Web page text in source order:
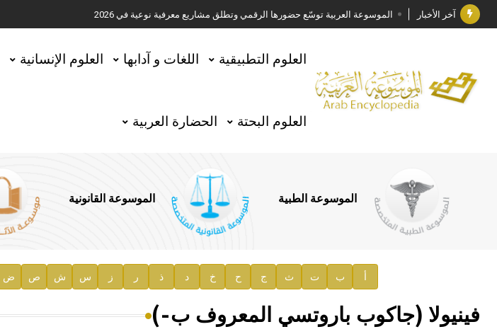
آخر الأخبار الموسوعة العربية توسّع حضورها الرقمي وتطلق مشاريع معرفية نوعية في 2026
جائزة مجمع الملك سلمان العالمي للغة العربية 2025
الأستاذ إياد خالد الطباع مدير عام لهيئة الموسوعة العربية
السيد محمد ياسين صالح وزيرا للثقافة
توصيات مجلس الإدارة
صدور المجلد السابع من موسوعة الآثار في سورية
إعلان..
هيئة الموسوعة العربية تطلق موسوعات جديدة في عام 2026
العلوم التطبيقية اللغات و آدابها العلوم الإنسانية
العلوم البحتة الحضارة العربية
الموسوعة الطبية الموسوعة القانونية
أ ب ت ث ج ح خ د ذ ر ز س ش ص ض
فينيولا (جاكوب باروتسي المعروف ب-)